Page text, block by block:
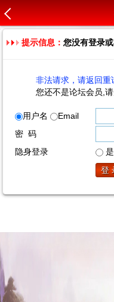
提示信息：您没有登录
非法请求，请返回重
您还不是论坛会员,
用户名
Email
密 码
隐身登录